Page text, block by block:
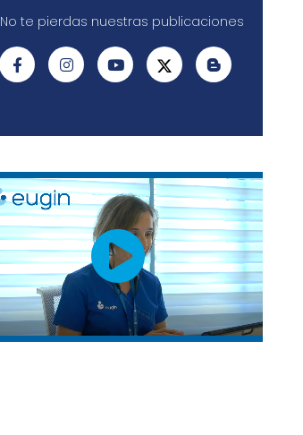
No te pierdas nuestras publicaciones